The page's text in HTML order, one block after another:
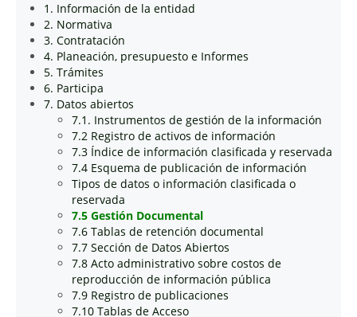
1. Información de la entidad
2. Normativa
3. Contratación
4. Planeación, presupuesto e Informes
5. Trámites
6. Participa
7. Datos abiertos
7.1. Instrumentos de gestión de la información
7.2 Registro de activos de información
7.3 Índice de información clasificada y reservada
7.4 Esquema de publicación de información
Tipos de datos o información clasificada o
reservada
7.5 Gestión Documental
7.6 Tablas de retención documental
7.7 Sección de Datos Abiertos
7.8 Acto administrativo sobre costos de
reproducción de información pública
7.9 Registro de publicaciones
7.10 Tablas de Acceso